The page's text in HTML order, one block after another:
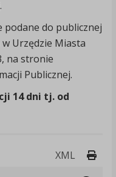
podane do publicznej
Urzędzie Miasta
na stronie
Publicznej.
14 dni tj. od
XML